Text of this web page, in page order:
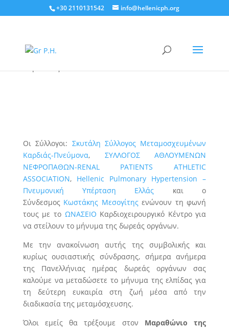
+30 2110131542 info@hellenicph.org
από|Νοέ 1, 2019
Εκδηλώσεις/
Οι Σύλλογοι: Σκυτάλη Σύλλογος Μεταμοσχευμένων
Καρδιάς-Πνεύμονα, ΣΥΛΛΟΓΟΣ ΑΘΛΟΥΜΕΝΩΝ
ΝΕΦΡΟΠΑΘΩΝ-RENAL PATIENTS ATHLETIC
ASSOCIATION, Hellenic Pulmonary Hypertension –
Πνευμονική Υπέρταση Ελλάς και ο
Σύνδεσμος Κωστάκης Μεσογίτηςενώνουν τη φωνή
τους με το ΩΝΑΣΕΙΟ Καρδιοχειρουργικό Κέντρο για
να στείλουν το μήνυμα της δωρεάς οργάνων.
Με την ανακοίνωση αυτής της συμβολικής και
κυρίως ουσιαστικής σύνδρασης, σήμερα ανήμερα
της Πανελλήνιας ημέρας δωρεάς οργάνων σας
καλούμε να μεταδώσετε το μήνυμα της ελπίδας για
τη δεύτερη ευκαιρία στη ζωή μέσα από την
διαδικασία της μεταμόσχευσης.
Όλοι εμείς θα τρέξουμε στον Μαραθώνιο της